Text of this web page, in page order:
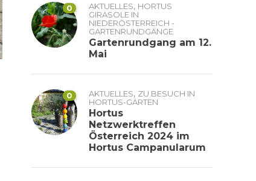
0 AKTUELLES, HORTUS
GIRASOLE IN
NIEDERÖSTERREICH -
GARTENRUNDGÄNGE
Gartenrundgang am 12.
Mai
0 AKTUELLES, ZU BESUCH IN
HORTUS-GÄRTEN
Hortus
Netzwerktreffen
Österreich 2024 im
Hortus Campanularum